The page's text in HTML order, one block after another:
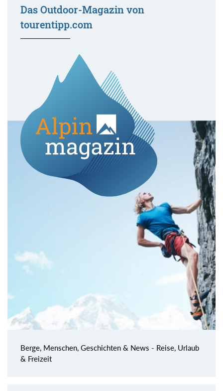
Das Outdoor-Magazin von
tourentipp.com
Berge, Menschen, Geschichten & News - Reise, Urlaub
& Freizeit